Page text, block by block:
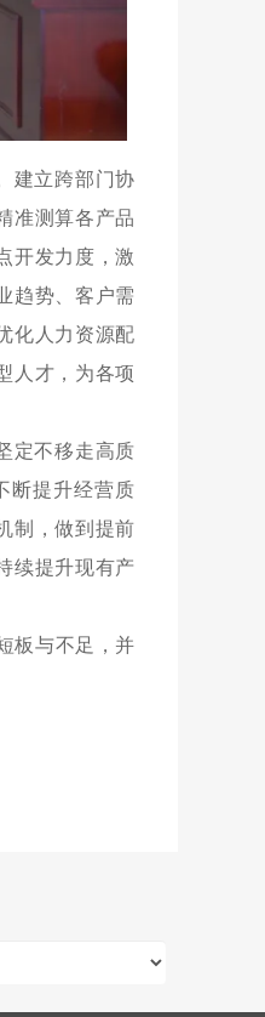
建立跨部门协
准测算各产品
开发力度，激
趋势、客户需
化人力资源配
人才，为各项
定不移走高质
断提升经营质
制，做到提前
续提升现有产
板与不足，并